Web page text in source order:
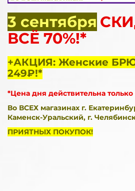
3 сентября
ВСЁ 70%!*
+АКЦИЯ: Женские
249₽!*
*Цена дня действительна
Во ВСЕХ магазинах г.
Каменск-Уральский, г.
ПРИЯТНЫХ ПОКУПОК!